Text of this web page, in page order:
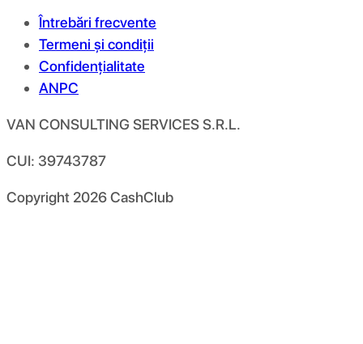
Întrebări frecvente
Termeni și condiții
Confidențialitate
ANPC
VAN CONSULTING SERVICES S.R.L.
CUI: 39743787
Copyright 2026CashClub